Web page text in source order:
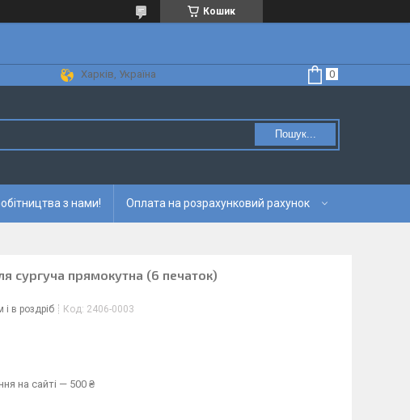
Кошик
Харків, Україна
Пошук...
з нами! Оплата на розрахунковий рахунок
сургуча прямокутна (6 печаток)
і в роздріб Код: 2406-0003
на сайті — 500 ₴